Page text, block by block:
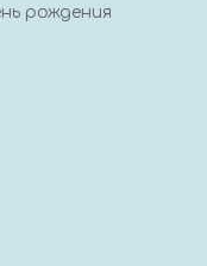
рождения